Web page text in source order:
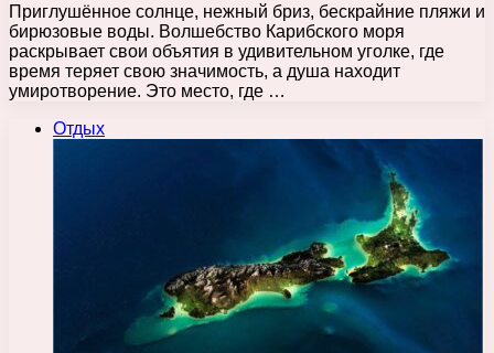
Приглушённое солнце, нежный бриз, бескрайние пляжи и
бирюзовые воды. Волшебство Карибского моря
раскрывает свои объятия в удивительном уголке, где
время теряет свою значимость, а душа находит
умиротворение. Это место, где …
Отдых